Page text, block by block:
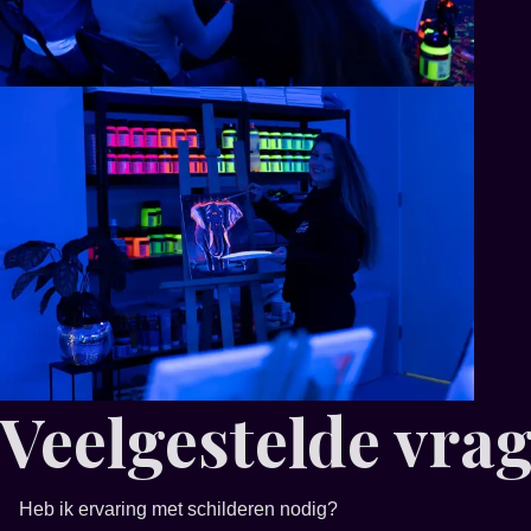
Veelgestelde
Heb ik ervaring met schilderen nodig?